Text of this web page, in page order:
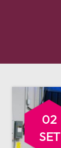
02
SET